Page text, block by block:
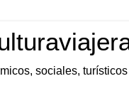
sociales,